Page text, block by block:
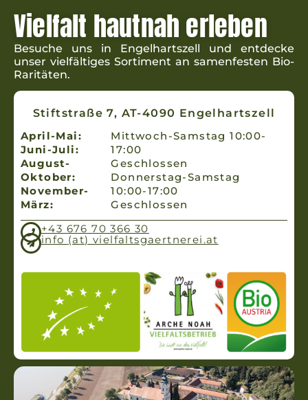
Vielfalt hautnah erleben
Besuche uns in Engel­hartszell und ent­decke
unser viel­fäl­tiges Sorti­ment an samen­fes­ten Bio-
Raritäten.
Stiftstraße 7, AT-4090 Engelhartszell
April-Mai:
Juni-Juli:
August-
Oktober:
November-
März:
Mittwoch-Samstag 10:00-
17:00
Geschlossen
Donnerstag-Samstag
10:00-17:00
Geschlossen
+43 676 70 366 30
info (at) vielfaltsgaertnerei.at